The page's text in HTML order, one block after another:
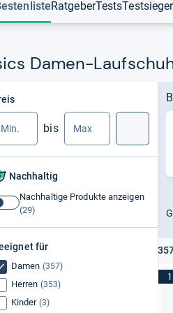
Ranking wird von unserer
So erhalten Sie einen
RatgeberTestsTestsieger
Damen-
bis
Nachhaltig
Nachhaltige Produkte anzeigen
für
Damen (357)
Herren (353)
Kinder (3)
1